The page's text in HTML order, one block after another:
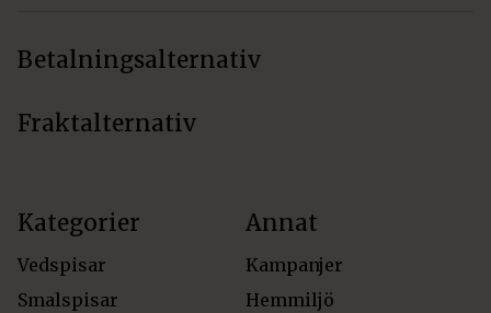
Betalningsalternativ
Fraktalternativ
Kategorier
Vedspisar
Smalspisar
Annat
Kampanjer
Hemmiljö